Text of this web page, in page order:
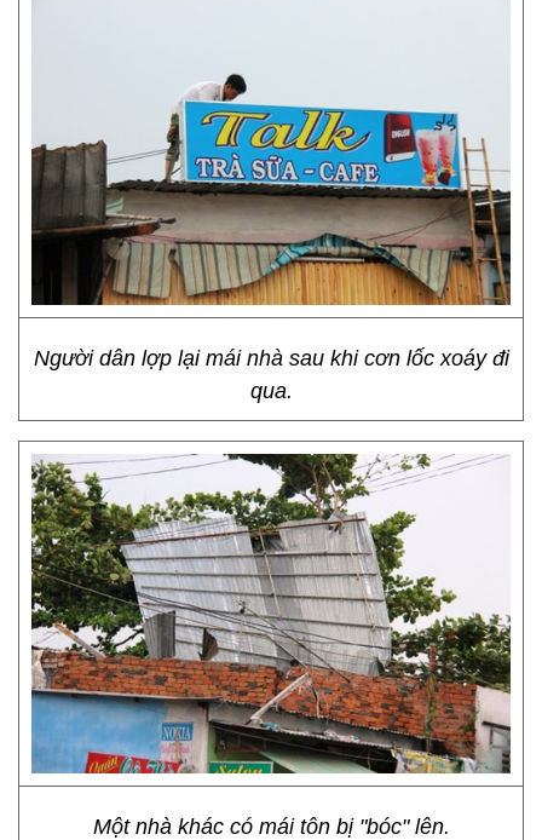
Người dân lợp lại mái nhà sau khi cơn lốc xoáy đi
qua.
Một nhà khác có mái tôn bị "bóc" lên.